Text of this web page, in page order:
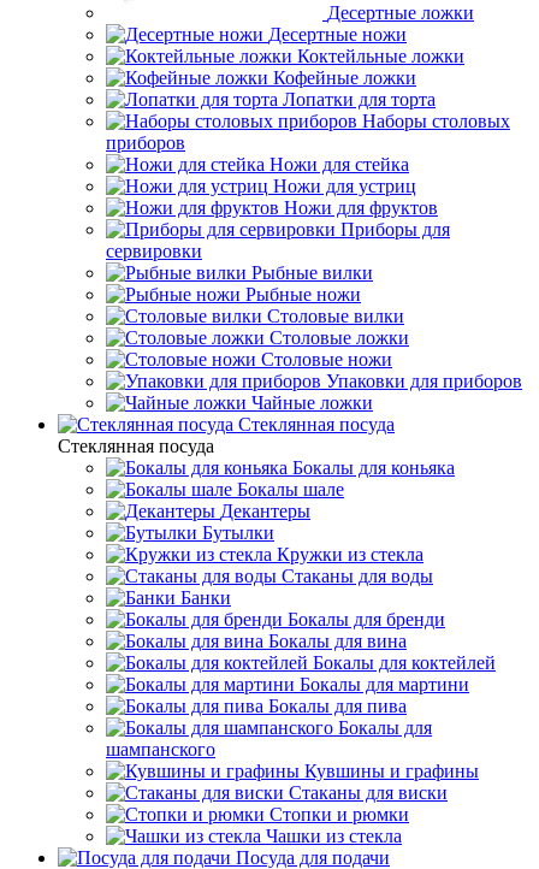
Десертные ложки
Десертные ножи
Коктейльные ложки
Кофейные ложки
Лопатки для торта
Наборы столовых
приборов
Ножи для стейка
Ножи для устриц
Ножи для фруктов
Приборы для
сервировки
Рыбные вилки
Рыбные ножи
Столовые вилки
Столовые ложки
Столовые ножи
Упаковки для приборов
Чайные ложки
Стеклянная посуда
Стеклянная посуда
Бокалы для коньяка
Бокалы шале
Декантеры
Бутылки
Кружки из стекла
Стаканы для воды
Банки
Бокалы для бренди
Бокалы для вина
Бокалы для коктейлей
Бокалы для мартини
Бокалы для пива
Бокалы для
шампанского
Кувшины и графины
Стаканы для виски
Стопки и рюмки
Чашки из стекла
Посуда для подачи